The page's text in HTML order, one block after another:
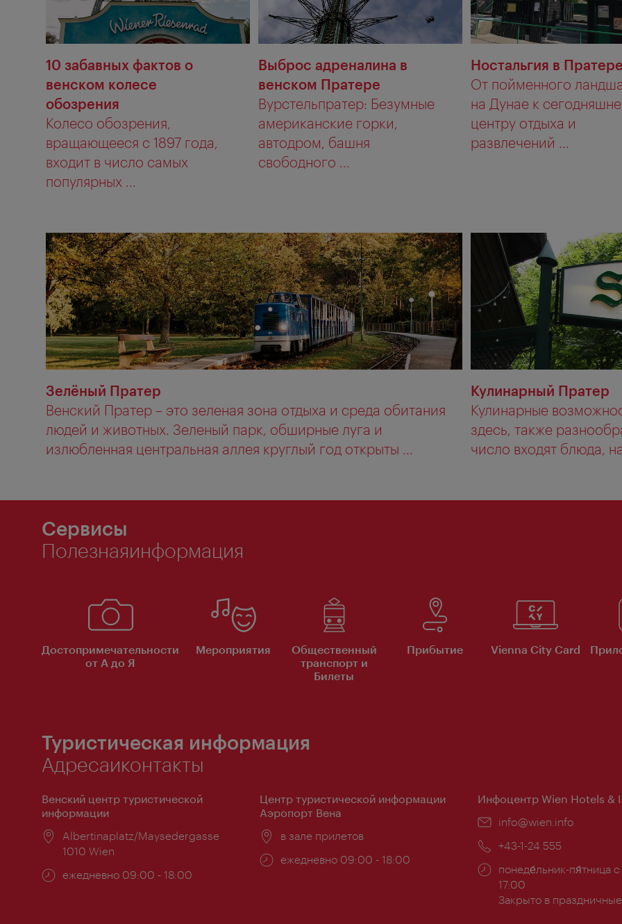
10 забавных фактов о
венском колесе
обозрения
Колесо обозрения,
вращающееся с 1897 года,
входит в число самых
популярных ...
Выброс адреналина в
венском Пратере
Вурстельпратер: Безумные
американские горки,
автодром, башня
свободного ...
Ностальгия в
От пойменного
на Дунае к
центру отдыха и
развлечений ...
Зелёный Пратер
Венский Пратер – это зеленая зона отдыха и среда обитания
людей и животных. Зеленый парк, обширные луга и
излюбленная центральная аллея круглый год открыты ...
Кулинарный Пратер
Кулинарные
здесь, также
число входят блюда,
Сервисы
Полезнаяинформация
Достопримечательности
от А до Я
Мероприятия
Общественный
транспорт и
Билеты
Прибытие Vienna City Card
Туристическая информация
Адресаиконтакты
Венский центр туристической
информации
Расположение:
Albertinaplatz/Maysedergasse
1010 Wien
Часы
ежедневно 09:00 - 18:00
Центр туристической информации
Аэропорт Вена
Расположение:
в зале прилетов
Часы
ежедневно 09:00 - 18:00
Инфоцентр Wien Hotels &
Эл.
info@wien.info
Телефон:
+43-1-24 555
Часы
работы:
понеде́льник-пя́тница
17:00
Закрыто в